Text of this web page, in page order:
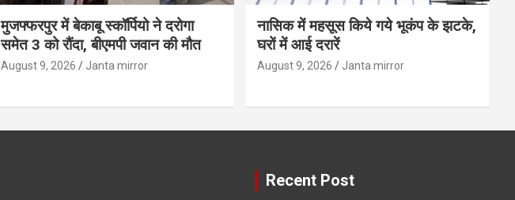
मुजफ्फरपुर में बेकाबू स्कॉर्पियो ने दरोगा
समेत 3 को रौंदा, बीएमपी जवान की मौत
August 9, 2026 Janta mirror
नासिक में महसूस किये गये भूकंप के झटके,
घरों में आई दरारें
August 9, 2026 Janta mirror
Recent Post